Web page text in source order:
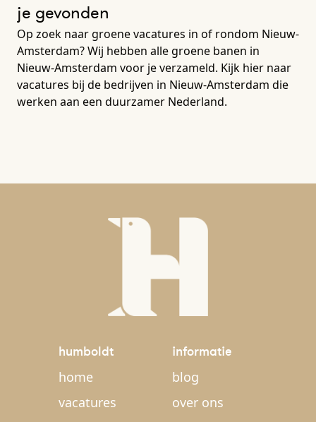
je gevonden
Op zoek naar groene vacatures in of rondom Nieuw-
Amsterdam? Wij hebben alle groene banen in
Nieuw-Amsterdam voor je verzameld. Kijk hier naar
vacatures bij de bedrijven in Nieuw-Amsterdam die
werken aan een duurzamer Nederland.
humboldt
home
vacatures
informatie
blog
over ons